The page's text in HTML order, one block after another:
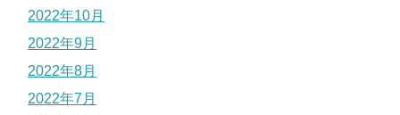
2022年10月
2022年9月
2022年8月
2022年7月